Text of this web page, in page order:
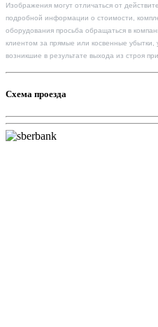
Изображения могут отличаться от
подробной информации о стоимости,
оборудования просьба обращаться в
клиентом за прямые или косвенные
возникшие в результате выхода из строя
Схема проезда